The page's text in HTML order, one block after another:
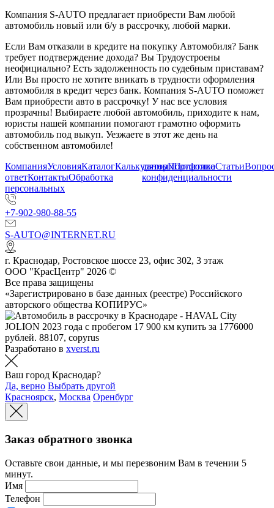
Компания S-AUTO предлагает приобрести Вам любой
автомобиль новый или б/у в рассрочку, любой марки.
Если Вам отказали в кредите на покупку Автомобиля? Банк
требует подтверждение дохода? Вы Трудоустроены
неофициально? Есть задолженность по судебным приставам?
Или Вы просто не хотите вникать в трудности оформления
автомобиля в кредит через банк. Компания S-AUTO поможет
Вам приобрести авто в рассрочку! У нас все условия
прозрачны! Выбираете любой автомобиль, приходите к нам,
юристы нашей компании помогают грамотно оформить
автомобиль под выкуп. Уезжаете в этот же день на
собственном автомобиле!
КомпанияУсловияКаталогКалькуляторПортфолиоСтатьи
ответКонтактыОбработка
персональных
данныхПолитика
конфиденциальности
+7-902-980-88-55
S-AUTO@INTERNET.RU
г. Краснодар, Ростовское шоссе 23, офис 302, 3 этаж
ООО "КрасЦентр" 2026 ©
Все права защищены
«Зарегистрировано в базе данных (реестре) Российского
авторского общества КОПИРУС»
Разработано в xverst.ru
Ваш город Краснодар?
Да, верно Выбрать другой
Красноярск, Москва Оренбург
Заказ обратного звонка
Оставьте свои данные, и мы перезвоним Вам в течении 5
минут.
Имя
Телефон